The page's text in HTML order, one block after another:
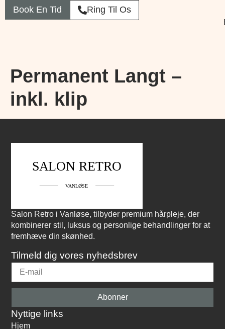
Book En Tid Ring Til Os
Permanent Langt –
inkl. klip
Salon Retro i Vanløse, tilbyder premium hårpleje, der
kombinerer stil, luksus og personlige behandlinger for at
fremhæve din skønhed.
Tilmeld dig vores nyhedsbrev
Abonner
Nyttige links
Hjem